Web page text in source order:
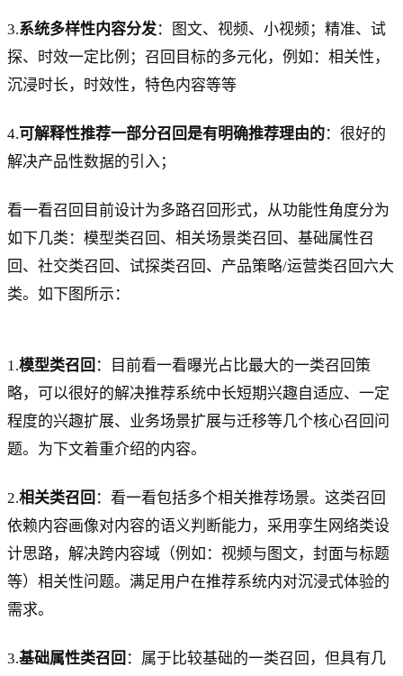
3.系统多样性内容分发：图文、视频、小视频；精准、试
探、时效一定比例；召回目标的多元化，例如：相关性，
沉浸时长，时效性，特色内容等等
4.可解释性推荐一部分召回是有明确推荐理由的：很好的
解决产品性数据的引入；
看一看召回目前设计为多路召回形式，从功能性角度分为
如下几类：模型类召回、相关场景类召回、基础属性召
回、社交类召回、试探类召回、产品策略/运营类召回六大
类。如下图所示：
1.模型类召回 ：目前看一看曝光占比最大的一类召回策
略，可以很好的解决推荐系统中长短期兴趣自适应、一定
程度的兴趣扩展、业务场景扩展与迁移等几个核心召回问
题。为下文着重介绍的内容。
2.相关类召回 ：看一看包括多个相关推荐场景。这类召回
依赖内容画像对内容的语义判断能力，采用孪生网络类设
计思路，解决跨内容域（例如：视频与图文，封面与标题
等）相关性问题。满足用户在推荐系统内对沉浸式体验的
需求。
3.基础属性类召回 ：属于比较基础的一类召回，但具有几